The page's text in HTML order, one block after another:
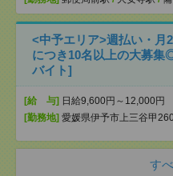
<中予エリア>週払い・月
につき10名以上の大募
バイト]
[給 与] 日給9,600円～12,000円
[勤務地] 愛媛県伊予市上三谷甲
す